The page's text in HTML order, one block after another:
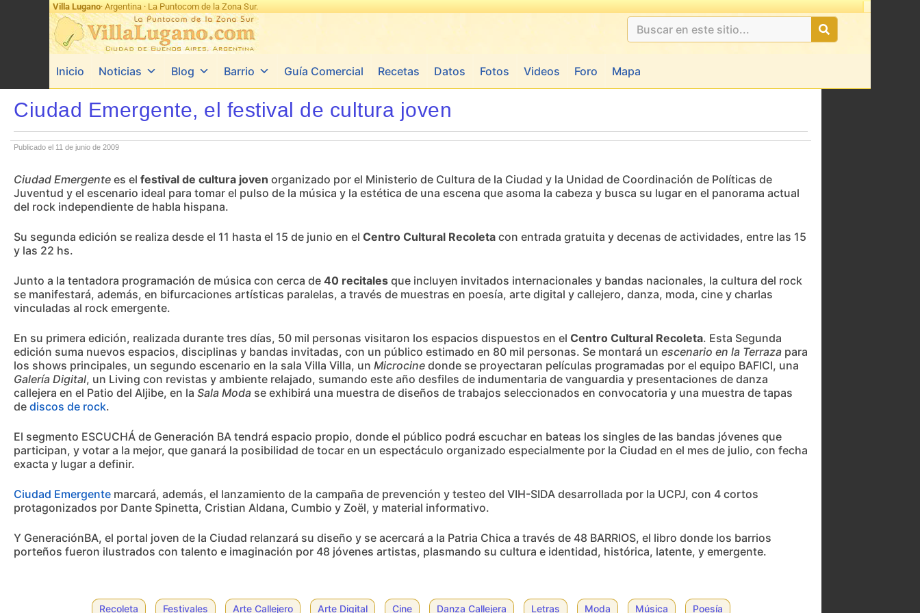
Villa Lugano· Argentina · La Puntocom de la Zona Sur.
Inicio Noticias Blog Barrio Guía Comercial Recetas Datos Fotos Videos Foro Mapa
Ciudad Emergente, el festival de cultura joven
Publicado el 11 de junio de 2009
Ciudad Emergente es el festival de cultura joven organizado por el Ministerio de Cultura de la Ciudad y la Unidad de Coordinación de Políticas de
Juventud y el escenario ideal para tomar el pulso de la música y la estética de una escena que asoma la cabeza y busca su lugar en el panorama actual
del rock independiente de habla hispana.
Su segunda edición se realiza desde el 11 hasta el 15 de junio en el Centro Cultural Recoleta con entrada gratuita y decenas de actividades, entre las 15
y las 22 hs.
Junto a la tentadora programación de música con cerca de 40 recitales que incluyen invitados internacionales y bandas nacionales, la cultura del rock
se manifestará, además, en bifurcaciones artísticas paralelas, a través de muestras en poesía, arte digital y callejero, danza, moda, cine y charlas
vinculadas al rock emergente.
En su primera edición, realizada durante tres días, 50 mil personas visitaron los espacios dispuestos en el Centro Cultural Recoleta. Esta Segunda
edición suma nuevos espacios, disciplinas y bandas invitadas, con un público estimado en 80 mil personas. Se montará un escenario en la Terraza para
los shows principales, un segundo escenario en la sala Villa Villa, un Microcine donde se proyectaran películas programadas por el equipo BAFICI, una
Galería Digital, un Living con revistas y ambiente relajado, sumando este año desfiles de indumentaria de vanguardia y presentaciones de danza
callejera en el Patio del Aljibe, en la Sala Moda se exhibirá una muestra de diseños de trabajos seleccionados en convocatoria y una muestra de tapas
de discos de rock.
El segmento ESCUCHÁ de Generación BA tendrá espacio propio, donde el público podrá escuchar en bateas los singles de las bandas jóvenes que
participan, y votar a la mejor, que ganará la posibilidad de tocar en un espectáculo organizado especialmente por la Ciudad en el mes de julio, con fecha
exacta y lugar a definir.
Ciudad Emergente marcará, además, el lanzamiento de la campaña de prevención y testeo del VIH-SIDA desarrollada por la UCPJ, con 4 cortos
protagonizados por Dante Spinetta, Cristian Aldana, Cumbio y Zoël, y material informativo.
Y GeneraciónBA, el portal joven de la Ciudad relanzará su diseño y se acercará a la Patria Chica a través de 48 BARRIOS, el libro donde los barrios
porteños fueron ilustrados con talento e imaginación por 48 jóvenes artistas, plasmando su cultura e identidad, histórica, latente, y emergente.
Recoleta Festivales Arte Callejero Arte Digital Cine Danza Callejera Letras Moda Música Poesía